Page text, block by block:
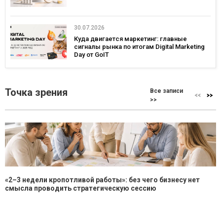
30.07.2026
Куда двигается маркетинг: главные
сигналы рынка по итогам Digital Marketing
Day от GoIT
Точка зрения
Все записи
>>
«2–3 недели кропотливой работы»: без чего бизнесу нет
смысла проводить стратегическую сессию